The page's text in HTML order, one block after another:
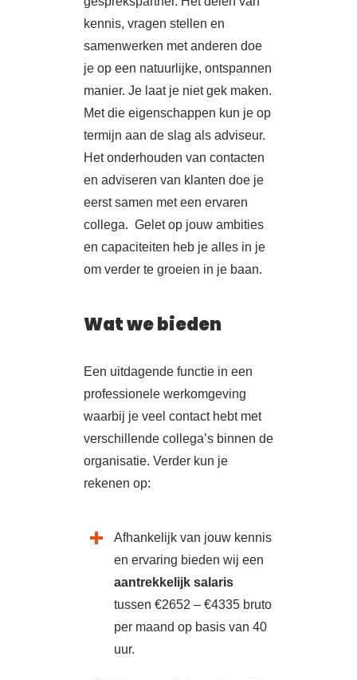
kennis, vragen stellen en
samenwerken met anderen doe
je op een natuurlijke, ontspannen
manier. Je laat je niet gek maken.
Met die eigenschappen kun je op
termijn aan de slag als adviseur.
Het onderhouden van contacten
en adviseren van klanten doe je
eerst samen met een ervaren
collega. Gelet op jouw ambities
en capaciteiten heb je alles in je
om verder te groeien in je baan.
Wat we bieden
Een uitdagende functie in een
professionele werkomgeving
waarbij je veel contact hebt met
verschillende collega’s binnen de
organisatie. Verder kun je
rekenen op:
Afhankelijk van jouw kennis
en ervaring bieden wij een
aantrekkelijk salaris
tussen €2652 – €4335 bruto
per maand op basis van 40
uur.